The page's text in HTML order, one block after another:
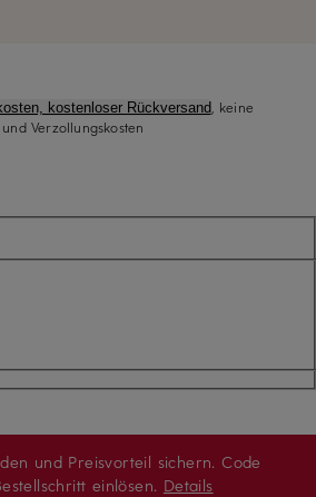
kostenloser Rückversand, keine
Verzollungskosten
und Preisvorteil sichern. Code
einlösen. Details